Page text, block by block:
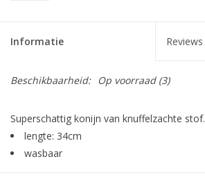
Informatie Reviews
Beschikbaarheid: Op voorraad(3)
Superschattig konijn van knuffelzachte stof.
lengte: 34cm
wasbaar